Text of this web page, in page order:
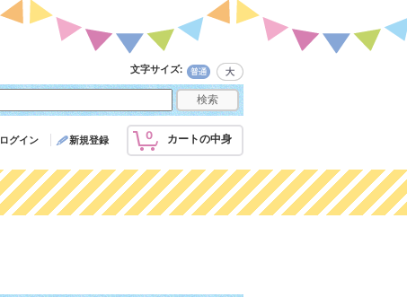
文字サイズ:
0 カートの中身
ログイン 新規登録